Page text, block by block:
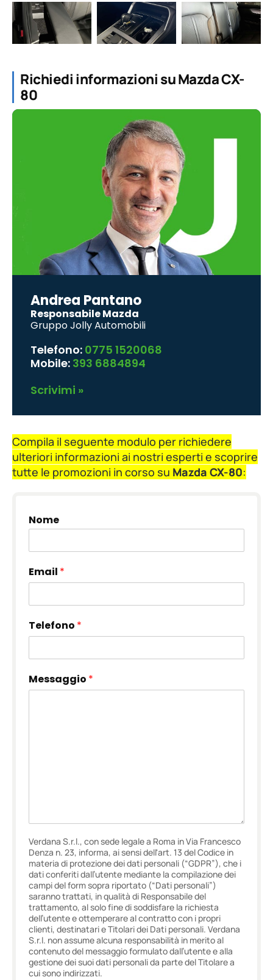
Richiedi informazioni su Mazda CX-
80
Andrea Pantano
Responsabile Mazda
Gruppo Jolly Automobili
Telefono: 0775 1520068
Mobile: 393 6884894
Scrivimi »
Compila il seguente modulo per richiedere
ulteriori informazioni ai nostri esperti e scoprire
tutte le promozioni in corso su Mazda CX-80:
Nome
Email *
Telefono *
Messaggio *
Verdana S.r.l., con sede legale a Roma in Via Francesco
Denza n. 23, informa, ai sensi dell'art. 13 del Codice in
materia di protezione dei dati personali (“GDPR”), che i
dati conferiti dall’utente mediante la compilazione dei
campi del form sopra riportato (“Dati personali”)
saranno trattati, in qualità di Responsabile del
trattamento, al solo fine di soddisfare la richiesta
dell’utente e ottemperare al contratto con i propri
clienti, destinatari e Titolari dei Dati personali. Verdana
S.r.l. non assume alcuna responsabilità in merito al
contenuto del messaggio formulato dall’utente e alla
gestione dei suoi dati personali da parte del Titolare a
cui sono indirizzati.